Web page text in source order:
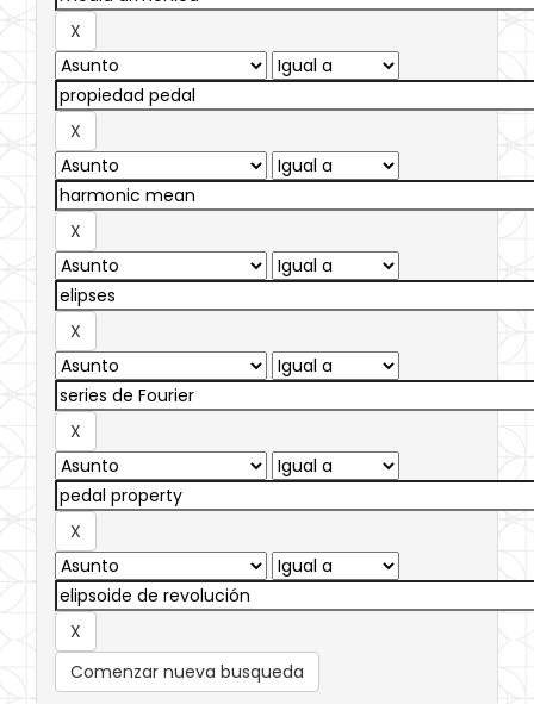
Comenzar nueva busqueda